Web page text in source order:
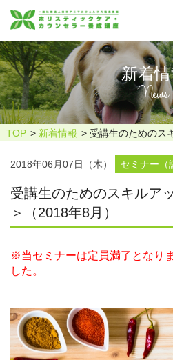
新着
News
TOP 新着情報 受講生のためのス
2018年06月07日（木） セミナー（
受講生のためのスキルア
＞（2018年8月）
※当セミナーは定員満了となり
した。